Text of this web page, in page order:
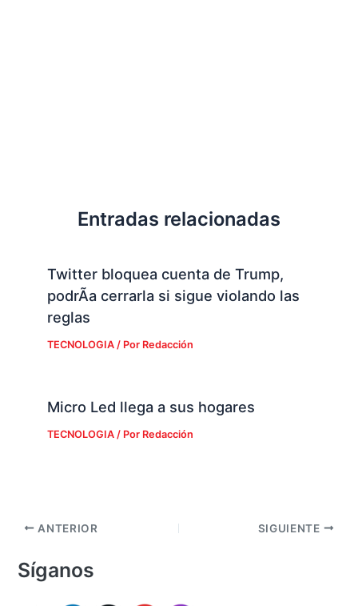
Entradas relacionadas
Twitter bloquea cuenta de Trump,
podrÃ­a cerrarla si sigue violando las
reglas
TECNOLOGIA/ Por Redacción
Micro Led llega a sus hogares
TECNOLOGIA/ Por Redacción
ANTERIOR SIGUIENTE
Síganos